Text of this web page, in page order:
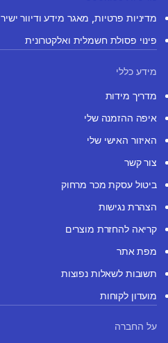
מדיניות פרטיות, מאגר מידע ודיוור ישיר
פינוי פסולת חשמלית ואלקטרונית
מידע כללי
מדריך מידות
איפה ההזמנה שלי
האיזור האישי שלי
צור קשר
ביטול עסקת מכר מרחוק
הצהרת נגישות
קריאה להחזרת מוצרים
מפת אתר
תשובות לשאלות נפוצות
מועדון לקוחות
על החברה